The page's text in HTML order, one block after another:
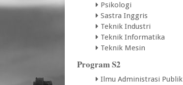
Psikologi
Sastra Inggris
Teknik Industri
Teknik Informatika
Teknik Mesin
Program S2
Ilmu Administrasi Publik